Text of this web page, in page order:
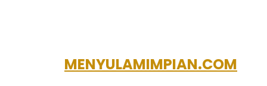
MENYULAMIMPIAN.COM